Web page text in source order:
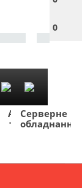
0
TV
та
Фото
та
Авто
та
Серверне
обладнання